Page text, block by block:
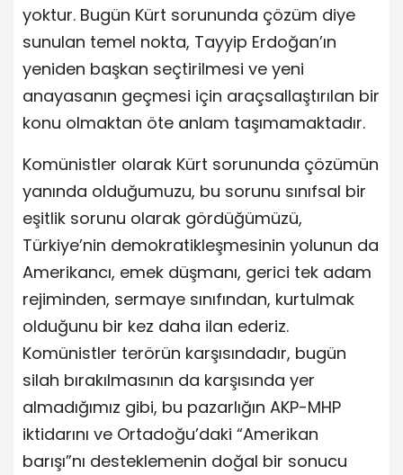
yoktur. Bugün Kürt sorununda çözüm diye
sunulan temel nokta, Tayyip Erdoğan’ın
yeniden başkan seçtirilmesi ve yeni
anayasanın geçmesi için araçsallaştırılan bir
konu olmaktan öte anlam taşımamaktadır.
Komünistler olarak Kürt sorununda çözümün
yanında olduğumuzu, bu sorunu sınıfsal bir
eşitlik sorunu olarak gördüğümüzü,
Türkiye’nin demokratikleşmesinin yolunun da
Amerikancı, emek düşmanı, gerici tek adam
rejiminden, sermaye sınıfından, kurtulmak
olduğunu bir kez daha ilan ederiz.
Komünistler terörün karşısındadır, bugün
silah bırakılmasının da karşısında yer
almadığımız gibi, bu pazarlığın AKP-MHP
iktidarını ve Ortadoğu’daki “Amerikan
barışı”nı desteklemenin doğal bir sonucu